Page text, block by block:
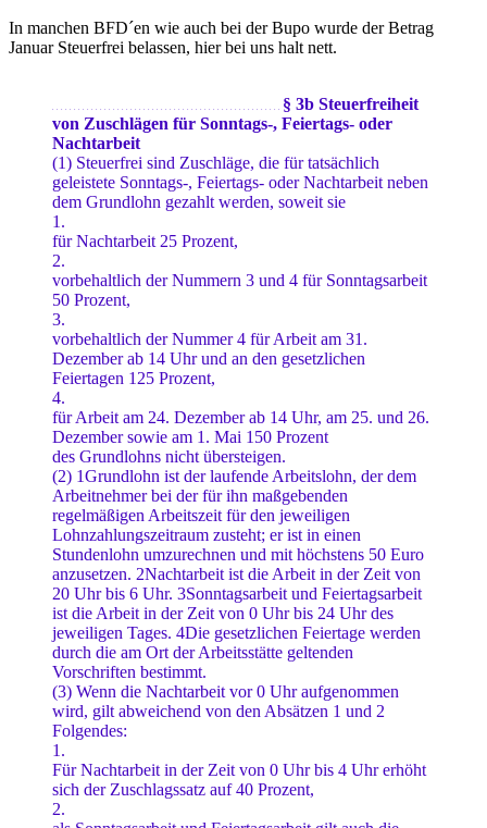
In manchen BFD´en wie auch bei der Bupo wurde der Betrag
Januar Steuerfrei belassen, hier bei uns halt nett.
§ 3b Steuerfreiheit
von Zuschlägen für Sonntags-, Feiertags- oder
Nachtarbeit
(1) Steuerfrei sind Zuschläge, die für tatsächlich
geleistete Sonntags-, Feiertags- oder Nachtarbeit neben
dem Grundlohn gezahlt werden, soweit sie
1.
für Nachtarbeit 25 Prozent,
2.
vorbehaltlich der Nummern 3 und 4 für Sonntagsarbeit
50 Prozent,
3.
vorbehaltlich der Nummer 4 für Arbeit am 31.
Dezember ab 14 Uhr und an den gesetzlichen
Feiertagen 125 Prozent,
4.
für Arbeit am 24. Dezember ab 14 Uhr, am 25. und 26.
Dezember sowie am 1. Mai 150 Prozent
des Grundlohns nicht übersteigen.
(2) 1Grundlohn ist der laufende Arbeitslohn, der dem
Arbeitnehmer bei der für ihn maßgebenden
regelmäßigen Arbeitszeit für den jeweiligen
Lohnzahlungszeitraum zusteht; er ist in einen
Stundenlohn umzurechnen und mit höchstens 50 Euro
anzusetzen. 2Nachtarbeit ist die Arbeit in der Zeit von
20 Uhr bis 6 Uhr. 3Sonntagsarbeit und Feiertagsarbeit
ist die Arbeit in der Zeit von 0 Uhr bis 24 Uhr des
jeweiligen Tages. 4Die gesetzlichen Feiertage werden
durch die am Ort der Arbeitsstätte geltenden
Vorschriften bestimmt.
(3) Wenn die Nachtarbeit vor 0 Uhr aufgenommen
wird, gilt abweichend von den Absätzen 1 und 2
Folgendes:
1.
Für Nachtarbeit in der Zeit von 0 Uhr bis 4 Uhr erhöht
sich der Zuschlagssatz auf 40 Prozent,
2.